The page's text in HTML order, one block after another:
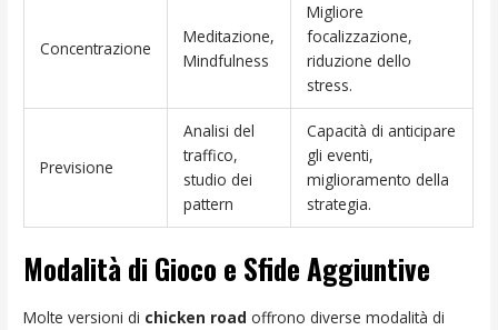
Concentrazione
Meditazione,
Mindfulness
Migliore
focalizzazione,
riduzione dello
stress.
Previsione
Analisi del
traffico,
studio dei
pattern
Capacità di anticipare
gli eventi,
miglioramento della
strategia.
Modalità di Gioco e Sfide Aggiuntive
Molte versioni di chicken road offrono diverse modalità di